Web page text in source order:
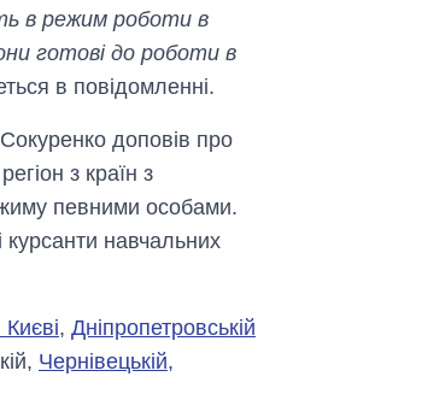
в режим роботи в
готові до роботи в
в повідомленні.
доповів про
з країн з
певними особами.
курсанти навчальних
, Дніпропетровській
Чернівецькій,